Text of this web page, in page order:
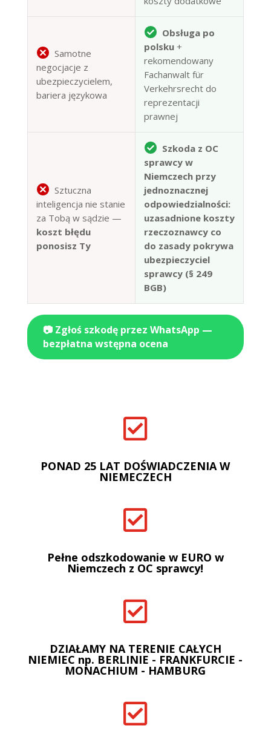
Samotne
negocjacje z
ubezpieczycielem,
bariera językowa
Obsługa po
polsku+
rekomendowany
Fachanwalt für
Verkehrsrecht do
reprezentacji
prawnej
Sztuczna
inteligencja nie stanie
za Tobą w sądzie —
koszt błędu
ponosisz Ty
Szkoda z OC
sprawcy w
Niemczech przy
jednoznacznej
odpowiedzialności:
uzasadnione koszty
rzeczoznawcy co
do zasady pokrywa
ubezpieczyciel
sprawcy (§ 249
BGB)
📷 Zgłoś szkodę przez WhatsApp —
bezpłatna wstępna ocena

PONAD 25 LAT DOŚWIADCZENIA W
NIEMECZECH

Pełne odszkodowanie w EURO w
Niemczech z OC sprawcy!

DZIAŁAMY NA TERENIE CAŁYCH
NIEMIEC np. BERLINIE - FRANKFURCIE -
MONACHIUM - HAMBURG
